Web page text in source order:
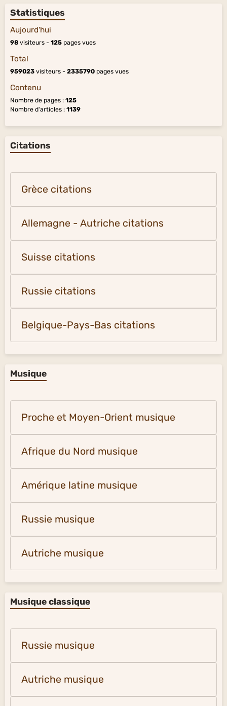
Statistiques
Aujourd'hui
98 visiteurs - 125 pages vues
Total
959023 visiteurs - 2335790 pages vues
Contenu
Nombre de pages : 125
Nombre d'articles : 1139
Citations
Grèce citations
Allemagne - Autriche citations
Suisse citations
Russie citations
Belgique-Pays-Bas citations
Musique
Proche et Moyen-Orient musique
Afrique du Nord musique
Amérique latine musique
Russie musique
Autriche musique
Musique classique
Russie musique
Autriche musique